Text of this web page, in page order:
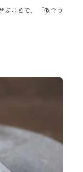
ぶことで、「似合う